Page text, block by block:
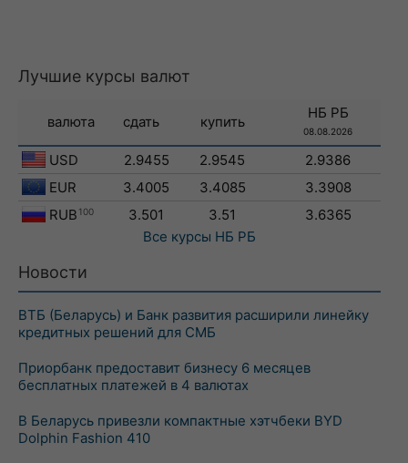
Лучшие курсы валют
валюта сдать купить
НБ РБ
08.08.2026
USD 2.9455 2.9545
2.9386
EUR
3.4005 3.4085
3.3908
RUB 100 3.501 3.51
3.6365
Все курсы НБ РБ
Новости
ВТБ (Беларусь) и Банк развития расширили линейку
кредитных решений для СМБ
Приорбанк предоставит бизнесу 6 месяцев
бесплатных платежей в 4 валютах
В Беларусь привезли компактные хэтчбеки BYD
Dolphin Fashion 410